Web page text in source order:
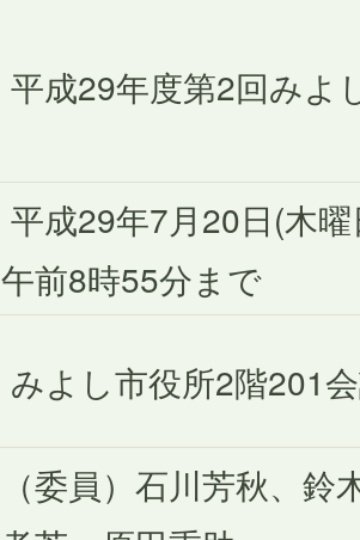
平成29年度第2回みよ
平成29年7月20日(木
午前8時55分まで
みよし市役所2階201
（委員）石川芳秋、